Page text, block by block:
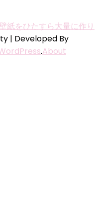
紙をひたすら大量に作り
| Developed By
.About